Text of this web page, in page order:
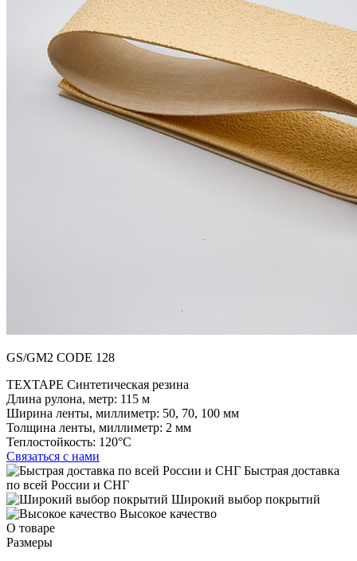
GS/GM2 CODE 128
TEXTAPE Синтетическая резина
Длина рулона, метр: 115 м
Ширина ленты, миллиметр: 50, 70, 100 мм
Толщина ленты, миллиметр: 2 мм
Теплостойкость: 120°C
Связаться с нами
Быстрая доставка
по всей России и СНГ
Широкий выбор покрытий
Высокое качество
О товаре
Размеры